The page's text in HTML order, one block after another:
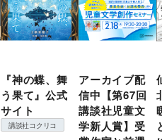
『神の蝶、舞
う果て』公式
サイト
講談社コクリコ
アーカイブ配
信中【第67回
講談社児童文
学新人賞】受